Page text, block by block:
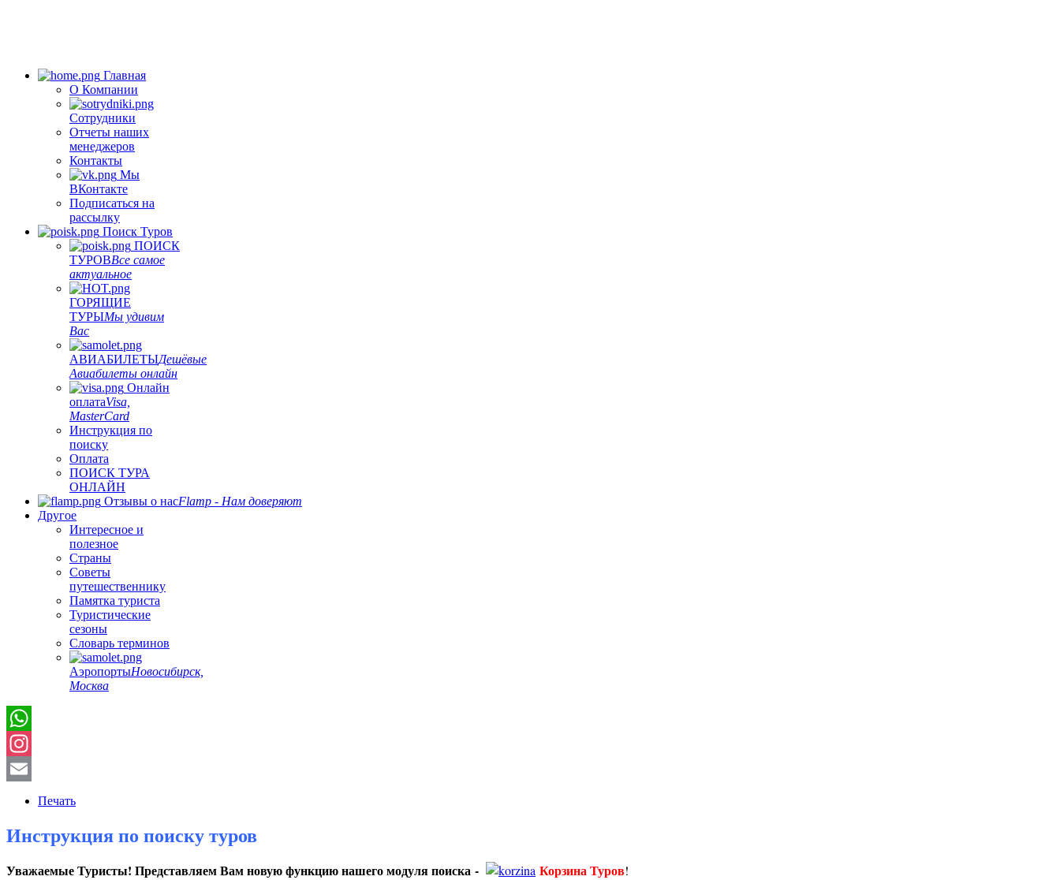
Главная
О Компании
Сотрудники
Отчеты наших
менеджеров
Контакты
Мы
ВКонтакте
Подписаться на
рассылку
Поиск Туров
ПОИСК
ТУРОВВсе самое
актуальное
ГОРЯЩИЕ
ТУРЫМы удивим
Вас
АВИАБИЛЕТЫДешёвые
Авиабилеты онлайн
Онлайн
оплатаVisa,
MasterCard
Инструкция по
поиску
Оплата
ПОИСК ТУРА
ОНЛАЙН
Отзывы о насFlamp - Нам доверяют
Другое
Интересное и
полезное
Страны
Советы
путешественнику
Памятка туриста
Туристические
сезоны
Словарь терминов
АэропортыНовосибирск,
Москва
Instagram
Печать
Инструкция по поиску туров
Уважаемые Туристы! Представляем Вам новую функцию нашего модуля поиска - Корзина Туров!